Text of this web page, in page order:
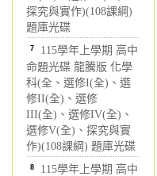
探究與實作)(108課綱)
題庫光碟
7 115學年上學期 高中
命題光碟 龍騰版 化學
科(全、選修I(全)、選
修II(全)、選修
III(全)、選修IV(全)、
選修V(全)、探究與實
作)(108課綱) 題庫光碟
8 115學年上學期 高中